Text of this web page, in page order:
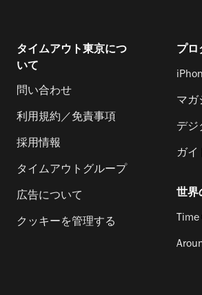
タイムアウト東京につ
いて
問い合わせ
利用規約／免責事項
採用情報
タイムアウトグループ
広告について
クッキーを管理する
プロ
マガ
デジ
ガイ
世界